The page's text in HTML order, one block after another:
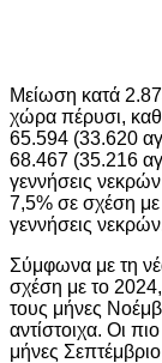
Μείωση κατά
χώρα πέρυσι,
65.594 (33.620
68.467 (35.216
γεννήσεις
7,5% σε σχέση
γεννήσεις
Σύμφωνα με τη
σχέση με το 2024,
τους μήνες
αντίστοιχα. Οι
μήνες